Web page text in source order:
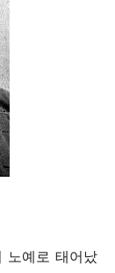
노예로 태어났